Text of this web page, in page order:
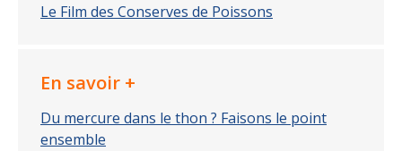
Le Film des Conserves de Poissons
En savoir +
Du mercure dans le thon ? Faisons le point
ensemble